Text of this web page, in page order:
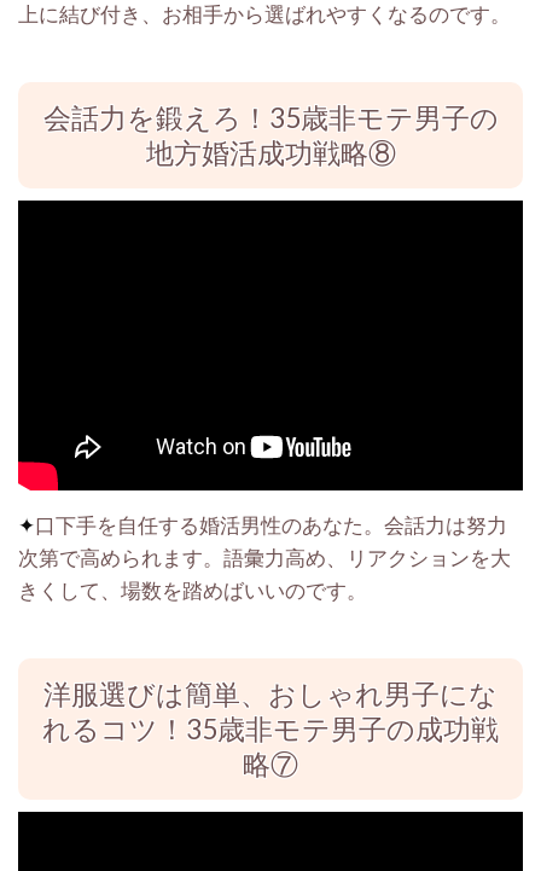
上に結び付き、お相手から選ばれやすくなるのです。
会話力を鍛えろ！35歳非モテ男子の
地方婚活成功戦略⑧
✦口下手を自任する婚活男性のあなた。会話力は努力
次第で高められます。語彙力高め、リアクションを大
きくして、場数を踏めばいいのです。
洋服選びは簡単、おしゃれ男子にな
れるコツ！35歳非モテ男子の成功戦
略⑦